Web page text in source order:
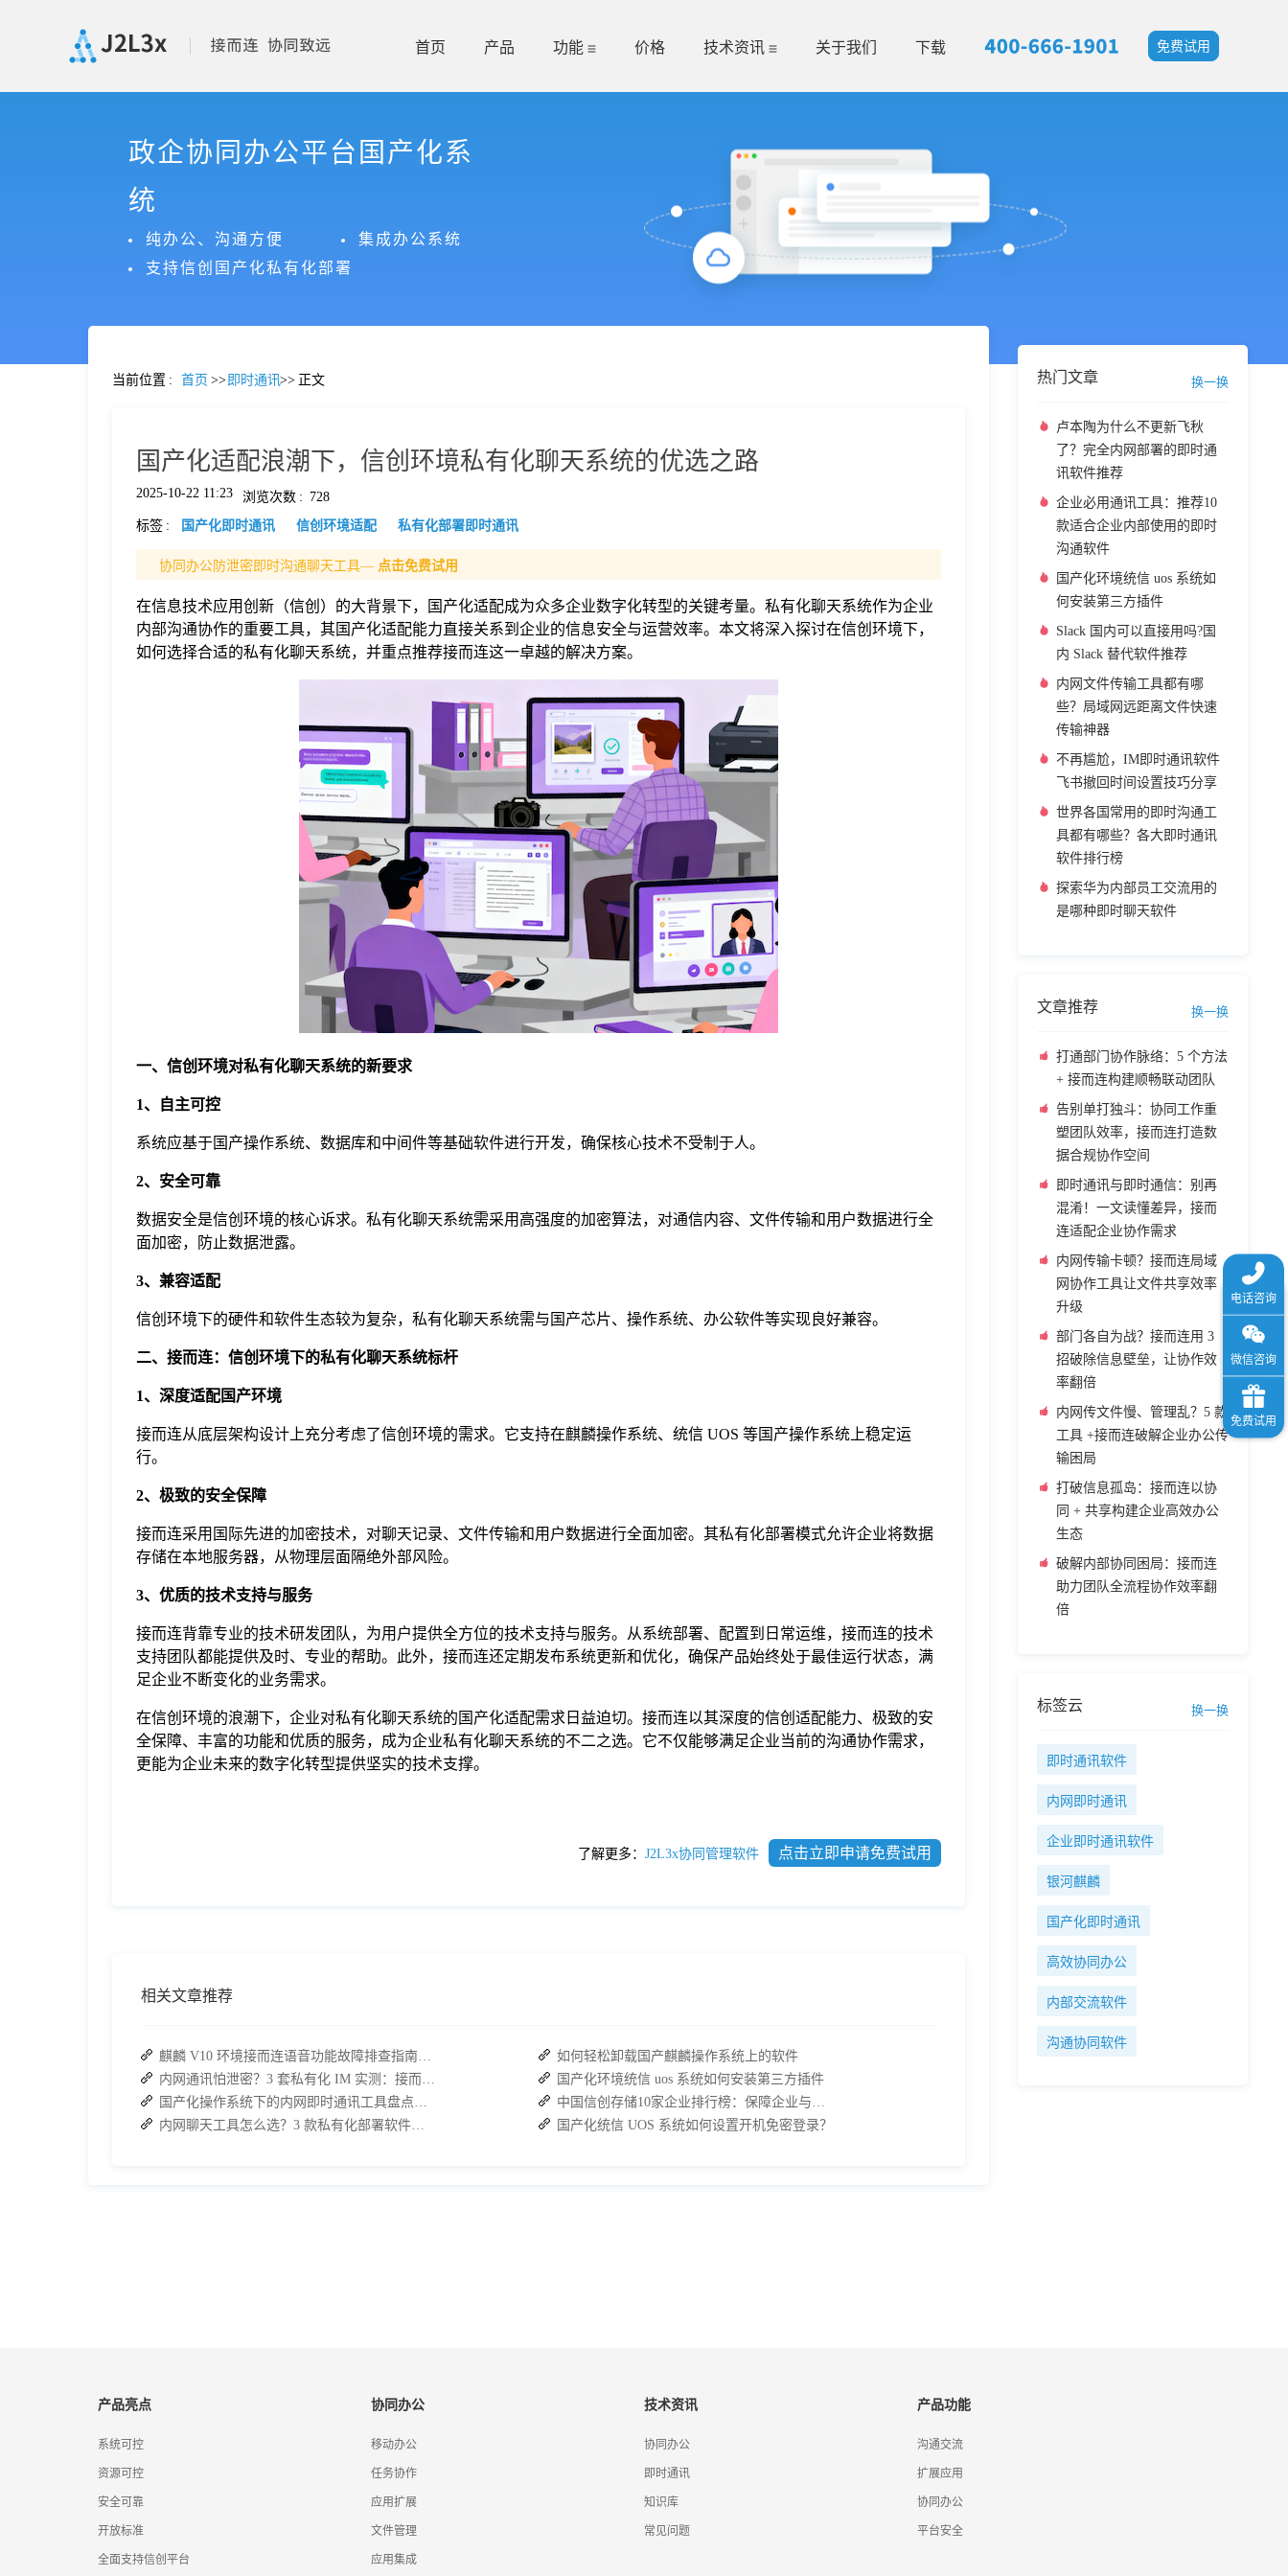
首页 产品 功能 价格 技术资讯 关于我们 下载 免费试用
政企协同办公平台国产化系
统
纯办公、沟通方便
集成办公系统
支持信创国产化私有化部署
当前位置 : 首页 >> 即时通讯>> 正文
国产化适配浪潮下，信创环境私有化聊天系统的优选之路
2025-10-22 11:23 浏览次数 : 728
标签 : 国产化即时通讯 信创环境适配 私有化部署即时通讯
协同办公防泄密即时沟通聊天工具— 点击免费试用
在信息技术应用创新（信创）的大背景下，国产化适配成为众多企业数字化转型的关键考量。私有化聊天系统作为企业
内部沟通协作的重要工具，其国产化适配能力直接关系到企业的信息安全与运营效率。本文将深入探讨在信创环境下，
如何选择合适的私有化聊天系统，并重点推荐接而连这一卓越的解决方案。
一、信创环境对私有化聊天系统的新要求
1、自主可控
系统应基于国产操作系统、数据库和中间件等基础软件进行开发，确保核心技术不受制于人。
2、安全可靠
数据安全是信创环境的核心诉求。私有化聊天系统需采用高强度的加密算法，对通信内容、文件传输和用户数据进行全
面加密，防止数据泄露。
3、兼容适配
信创环境下的硬件和软件生态较为复杂，私有化聊天系统需与国产芯片、操作系统、办公软件等实现良好兼容。
二、接而连：信创环境下的私有化聊天系统标杆
1、深度适配国产环境
接而连从底层架构设计上充分考虑了信创环境的需求。它支持在麒麟操作系统、统信 UOS 等国产操作系统上稳定运
行。
2、极致的安全保障
接而连采用国际先进的加密技术，对聊天记录、文件传输和用户数据进行全面加密。其私有化部署模式允许企业将数据
存储在本地服务器，从物理层面隔绝外部风险。
3、优质的技术支持与服务
接而连背靠专业的技术研发团队，为用户提供全方位的技术支持与服务。从系统部署、配置到日常运维，接而连的技术
支持团队都能提供及时、专业的帮助。此外，接而连还定期发布系统更新和优化，确保产品始终处于最佳运行状态，满
足企业不断变化的业务需求。
在信创环境的浪潮下，企业对私有化聊天系统的国产化适配需求日益迫切。接而连以其深度的信创适配能力、极致的安
全保障、丰富的功能和优质的服务，成为企业私有化聊天系统的不二之选。它不仅能够满足企业当前的沟通协作需求，
更能为企业未来的数字化转型提供坚实的技术支撑。
了解更多： J2L3x协同管理软件 点击立即申请免费试用
相关文章推荐
麒麟 V10 环境接而连语音功能故障排查指南：快速恢复高效协作
内网通讯怕泄密？3 套私有化 IM 实测：接而连如何筑牢安全防线并提效
国产化操作系统下的内网即时通讯工具盘点：安全与高效的双重亮点
内网聊天工具怎么选？3 款私有化部署软件安全可靠又高效
如何轻松卸载国产麒麟操作系统上的软件
国产化环境统信 uos 系统如何安装第三方插件
中国信创存储10家企业排行榜：保障企业与国家数据安全
国产化统信 UOS 系统如何设置开机免密登录？
热门文章 换一换
卢本陶为什么不更新飞秋
了？完全内网部署的即时通
讯软件推荐
企业必用通讯工具：推荐10
款适合企业内部使用的即时
沟通软件
国产化环境统信 uos 系统如
何安装第三方插件
Slack 国内可以直接用吗?国
内 Slack 替代软件推荐
内网文件传输工具都有哪
些？局域网远距离文件快速
传输神器
不再尴尬，IM即时通讯软件
飞书撤回时间设置技巧分享
世界各国常用的即时沟通工
具都有哪些？各大即时通讯
软件排行榜
探索华为内部员工交流用的
是哪种即时聊天软件
文章推荐 换一换
打通部门协作脉络：5 个方法
+ 接而连构建顺畅联动团队
告别单打独斗：协同工作重
塑团队效率，接而连打造数
据合规协作空间
即时通讯与即时通信：别再
混淆！一文读懂差异，接而
连适配企业协作需求
内网传输卡顿？接而连局域
网协作工具让文件共享效率
升级
部门各自为战？接而连用 3
招破除信息壁垒，让协作效
率翻倍
内网传文件慢、管理乱？5 款
工具 +接而连破解企业办公传
输困局
打破信息孤岛：接而连以协
同 + 共享构建企业高效办公
生态
破解内部协同困局：接而连
助力团队全流程协作效率翻
倍
标签云 换一换
即时通讯软件
内网即时通讯
企业即时通讯软件
银河麒麟
国产化即时通讯
高效协同办公
内部交流软件
沟通协同软件
产品亮点
系统可控
资源可控
安全可靠
开放标准
全面支持信创平台
协同办公
移动办公
任务协作
应用扩展
文件管理
应用集成
技术资讯
协同办公
即时通讯
知识库
常见问题
产品功能
沟通交流
扩展应用
协同办公
平台安全